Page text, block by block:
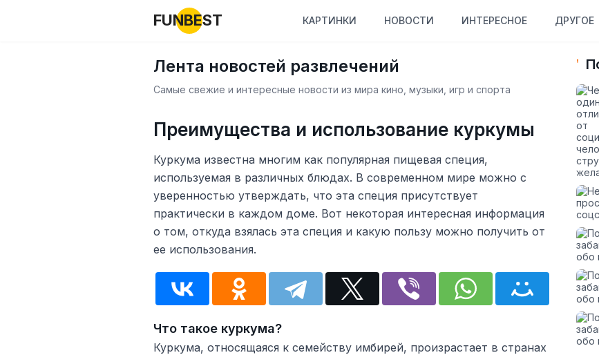
FUNBEST КАРТИНКИ НОВОСТИ ИНТЕРЕСНОЕ ДРУГОЕ
Лента новостей развлечений
Самые свежие и интересные новости из мира кино, музыки, игр и спорта
Преимущества и использование куркумы
Куркума известна многим как популярная пищевая специя,
используемая в различных блюдах. В современном мире можно с
уверенностью утверждать, что эта специя присутствует
практически в каждом доме. Вот некоторая интересная информация
о том, откуда взялась эта специя и какую пользу можно получить от
ее использования.
Что такое куркума?
Куркума, относящаяся к семейству имбирей, произрастает в странах